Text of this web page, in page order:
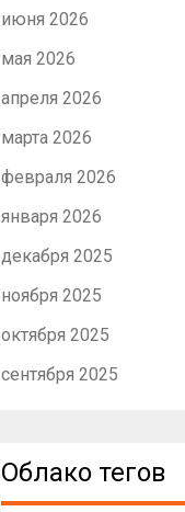
июня 2026
мая 2026
апреля 2026
марта 2026
февраля 2026
января 2026
декабря 2025
ноября 2025
октября 2025
сентября 2025
Облако тегов